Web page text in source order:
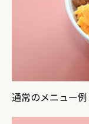
通常のメニュー